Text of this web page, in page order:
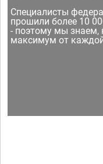
Специалисты
прошили более 10
- поэтому мы знаем,
максимум от